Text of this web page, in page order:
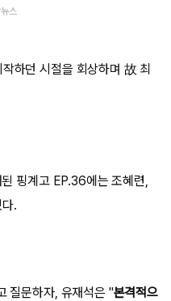
스
하던 시절을 회상하며 故 최
핑계고 EP.36에는 조혜련,
.
질문하자, 유재석은 "본격적으